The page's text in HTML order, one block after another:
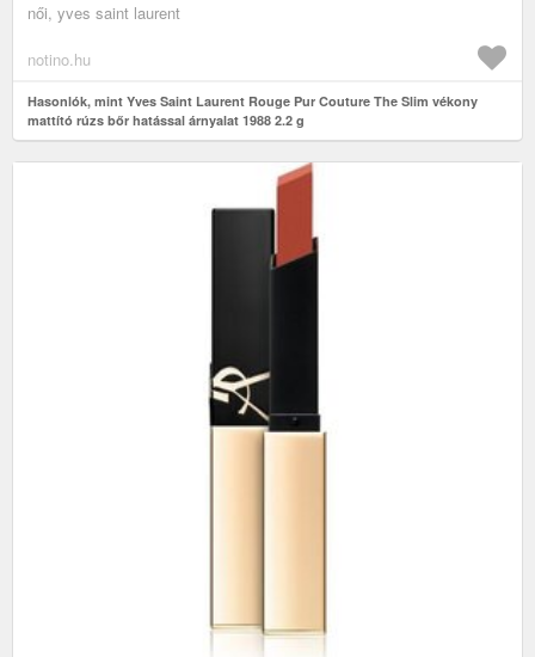
női, yves saint laurent
notino.hu
Hasonlók, mint Yves Saint Laurent Rouge Pur Couture The Slim vékony
mattító rúzs bőr hatással árnyalat 1988 2.2 g